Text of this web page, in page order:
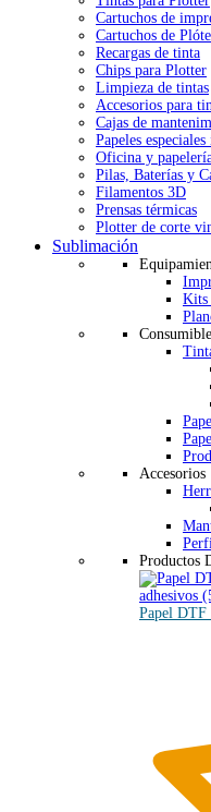
Cartuchos de
Cartuchos de
Recargas de tinta
Chips para Plotter
Limpieza de tintas
Accesorios para
Cajas de
Papeles
Oficina y
Pilas, Baterías y
Filamentos 3D
Prensas térmicas
Plotter de corte
Sublimación
Kits
Accesorios
Productos
Papel